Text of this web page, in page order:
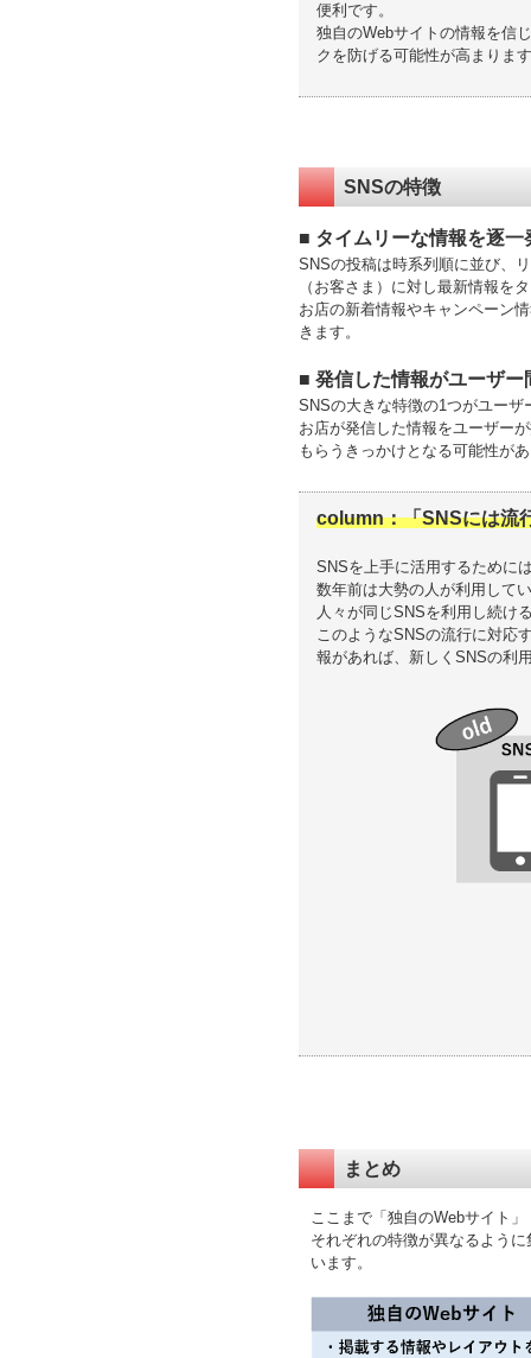
便利です。
独自のWebサイトの情報を信
クを防げる可能性が高まりま
SNSの特徴
■ タイムリーな情報を逐
SNSの投稿は時系列順に並び、
（お客さま）に対し最新情報を
お店の新着情報やキャンペーン
きます。
■ 発信した情報がユーザ
SNSの大きな特徴の1つがユーザ
お店が発信した情報をユーザー
もらうきっかけとなる可能性が
column：「SNSには流
SNSを上手に活用するために
数年前は大勢の人が利用して
人々が同じSNSを利用し続け
このようなSNSの流行に対応
報があれば、新しくSNSの利
まとめ
ここまで「独自のWebサイト
それぞれの特徴が異なるよう
います。